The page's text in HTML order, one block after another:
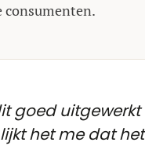
consumenten.
goed
het me dat